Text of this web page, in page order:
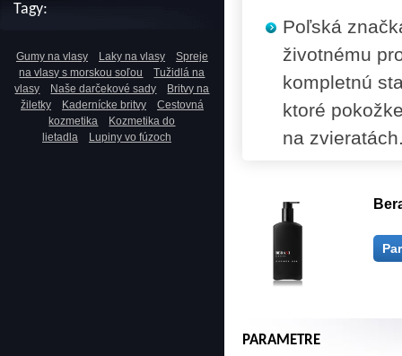
Tagy:
Gumy na vlasy Laky na vlasy
Spreje
na vlasy s morskou soľou
Tužidlá na
vlasy
Naše darčekové sady
Britvy na
žiletky
Kadernícke britvy
Cestovná
kozmetika
Kozmetika do
lietadla
Lupiny vo fúzoch
Poľská
životnému
kompletnú
ktoré
na
PARAMETRE